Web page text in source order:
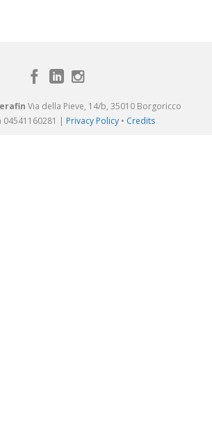
Via della Pieve, 14/b, 35010 Borgoricco
04541160281 | Privacy Policy• Credits